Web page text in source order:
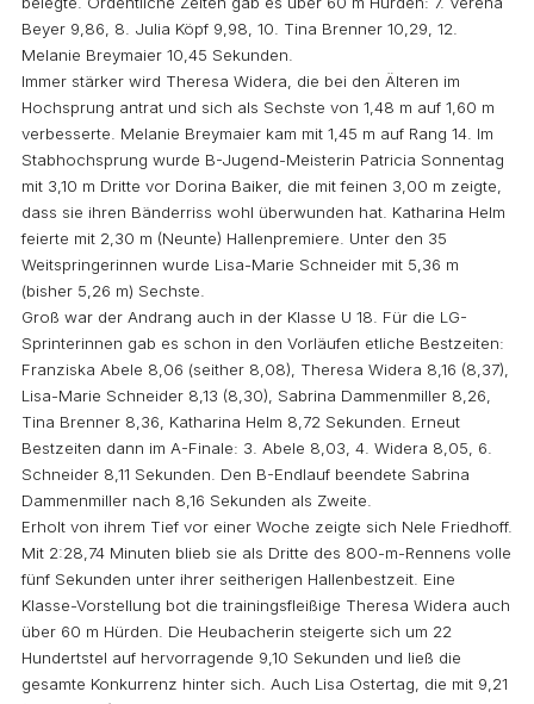
Beyer 9,86, 8. Julia Köpf 9,98, 10. Tina Brenner 10,29, 12.
Melanie Breymaier 10,45 Sekunden.
Immer stärker wird Theresa Widera, die bei den Älteren im
Hochsprung antrat und sich als Sechste von 1,48 m auf 1,60 m
verbesserte. Melanie Breymaier kam mit 1,45 m auf Rang 14. Im
Stabhochsprung wurde B-Jugend-Meisterin Patricia Sonnentag
mit 3,10 m Dritte vor Dorina Baiker, die mit feinen 3,00 m zeigte,
dass sie ihren Bänderriss wohl überwunden hat. Katharina Helm
feierte mit 2,30 m (Neunte) Hallenpremiere. Unter den 35
Weitspringerinnen wurde Lisa-Marie Schneider mit 5,36 m
(bisher 5,26 m) Sechste.
Groß war der Andrang auch in der Klasse U 18. Für die LG-
Sprinterinnen gab es schon in den Vorläufen etliche Bestzeiten:
Franziska Abele 8,06 (seither 8,08), Theresa Widera 8,16 (8,37),
Lisa-Marie Schneider 8,13 (8,30), Sabrina Dammenmiller 8,26,
Tina Brenner 8,36, Katharina Helm 8,72 Sekunden. Erneut
Bestzeiten dann im A-Finale: 3. Abele 8,03, 4. Widera 8,05, 6.
Schneider 8,11 Sekunden. Den B-Endlauf beendete Sabrina
Dammenmiller nach 8,16 Sekunden als Zweite.
Erholt von ihrem Tief vor einer Woche zeigte sich Nele Friedhoff.
Mit 2:28,74 Minuten blieb sie als Dritte des 800-m-Rennens volle
fünf Sekunden unter ihrer seitherigen Hallenbestzeit. Eine
Klasse-Vorstellung bot die trainingsfleißige Theresa Widera auch
über 60 m Hürden. Die Heubacherin steigerte sich um 22
Hundertstel auf hervorragende 9,10 Sekunden und ließ die
gesamte Konkurrenz hinter sich. Auch Lisa Ostertag, die mit 9,21